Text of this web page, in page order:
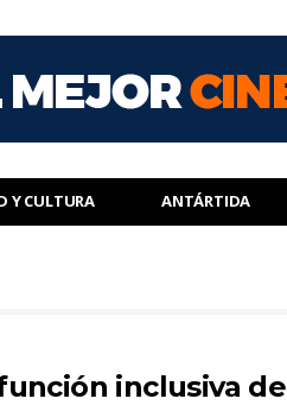
Y CULTURA ANTÁRTIDA
inclusiva de